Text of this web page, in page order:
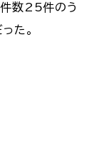
数25件のう
た。